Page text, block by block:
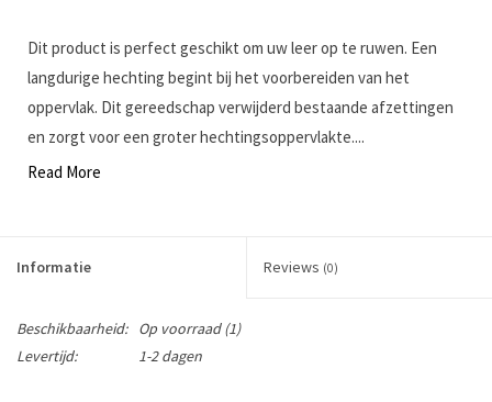
Dit product is perfect geschikt om uw leer op te ruwen. Een
langdurige hechting begint bij het voorbereiden van het
oppervlak. Dit gereedschap verwijderd bestaande afzettingen
en zorgt voor een groter hechtingsoppervlakte....
Read More
Informatie Reviews (0)
Beschikbaarheid: Op voorraad(1)
Levertijd:
1-2 dagen